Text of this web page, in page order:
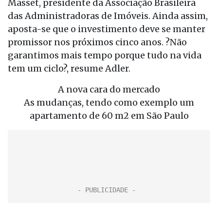
Masset, presidente da Associação Brasileira
das Administradoras de Imóveis. Ainda assim,
aposta-se que o investimento deve se manter
promissor nos próximos cinco anos. ?Não
garantimos mais tempo porque tudo na vida
tem um ciclo?, resume Adler.
A nova cara do mercado
As mudanças, tendo como exemplo um
apartamento de 60 m2 em São Paulo